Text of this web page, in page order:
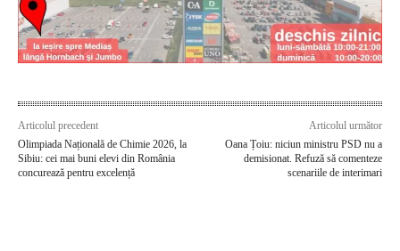
Articolul precedent
Olimpiada Națională de Chimie 2026, la
Sibiu: cei mai buni elevi din România
concurează pentru excelență
Articolul următor
Oana Țoiu: niciun ministru PSD nu a
demisionat. Refuză să comenteze
scenariile de interimari